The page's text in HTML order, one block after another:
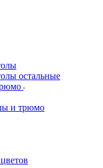
остальные
и трюмо